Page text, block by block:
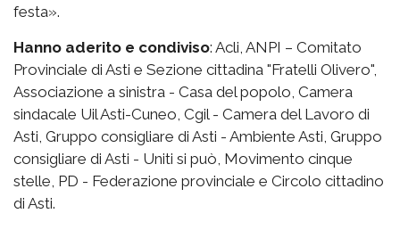
festa».
Hanno aderito e condiviso: Acli, ANPI – Comitato
Provinciale di Asti e Sezione cittadina "Fratelli Olivero",
Associazione a sinistra - Casa del popolo, Camera
sindacale Uil Asti-Cuneo, Cgil - Camera del Lavoro di
Asti, Gruppo consigliare di Asti - Ambiente Asti, Gruppo
consigliare di Asti - Uniti si può, Movimento cinque
stelle, PD - Federazione provinciale e Circolo cittadino
di Asti.